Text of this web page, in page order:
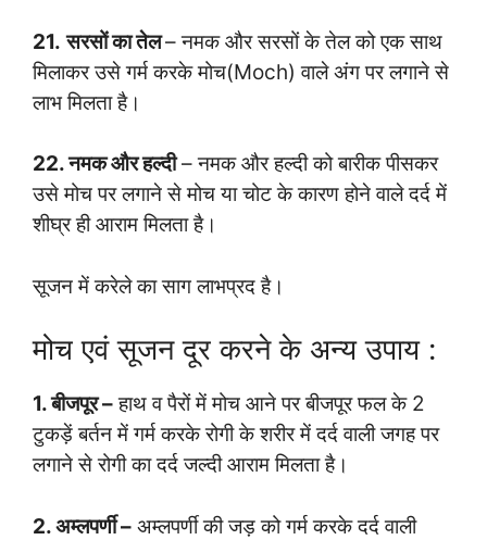
21. सरसों का तेल– नमक और सरसों के तेल को एक साथ
मिलाकर उसे गर्म करके मोच(Moch) वाले अंग पर लगाने से
लाभ मिलता है।
22. नमक और हल्दी– नमक और हल्दी को बारीक पीसकर
उसे मोच पर लगाने से मोच या चोट के कारण होने वाले दर्द में
शीघ्र ही आराम मिलता है।
सूजन में करेले का साग लाभप्रद है।
मोच एवं सूजन दूर करने के अन्य उपाय :
1. बीजपूर –हाथ व पैरों में मोच आने पर बीजपूर फल के 2
टुकड़ें बर्तन में गर्म करके रोगी के शरीर में दर्द वाली जगह पर
लगाने से रोगी का दर्द जल्दी आराम मिलता है।
2. अम्लपर्णी – अम्लपर्णी की जड़ को गर्म करके दर्द वाली